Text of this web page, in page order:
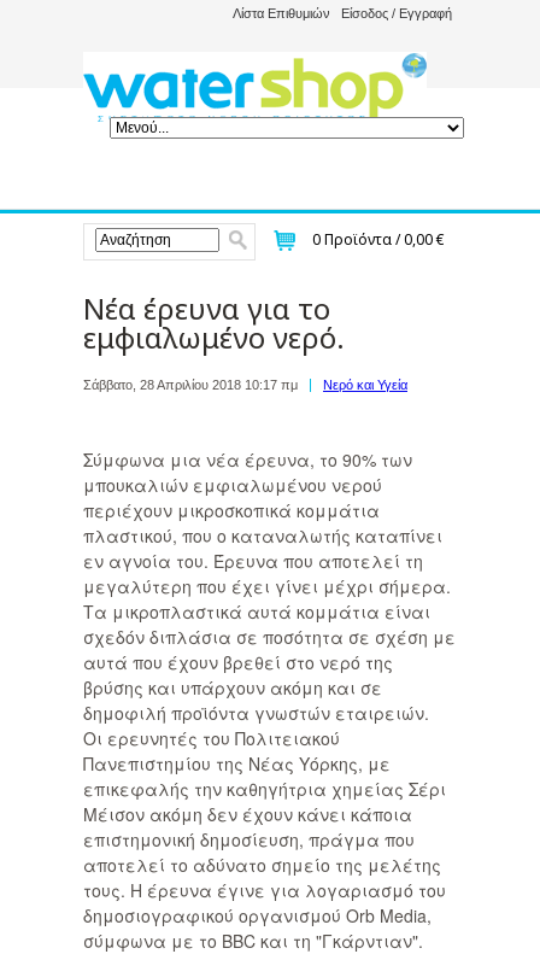
Λίστα Επιθυμιών Είσοδος / Εγγραφή
0Προϊόντα /0,00 €
Νέα έρευνα για το
εμφιαλωμένο νερό.
Σάββατο, 28 Απριλίου 2018 10:17 πμ Νερό και Υγεία
Σύμφωνα μια νέα έρευνα, το 90% των
μπουκαλιών εμφιαλωμένου νερού
περιέχουν μικροσκοπικά κομμάτια
πλαστικού, που ο καταναλωτής καταπίνει
εν αγνοία του. Έρευνα που αποτελεί τη
μεγαλύτερη που έχει γίνει μέχρι σήμερα.
Τα μικροπλαστικά αυτά κομμάτια είναι
σχεδόν διπλάσια σε ποσότητα σε σχέση με
αυτά που έχουν βρεθεί στο νερό της
βρύσης και υπάρχουν ακόμη και σε
δημοφιλή προϊόντα γνωστών εταιρειών.
Οι ερευνητές του Πολιτειακού
Πανεπιστημίου της Νέας Υόρκης, με
επικεφαλής την καθηγήτρια χημείας Σέρι
Μέισον ακόμη δεν έχουν κάνει κάποια
επιστημονική δημοσίευση, πράγμα που
αποτελεί το αδύνατο σημείο της μελέτης
τους. Η έρευνα έγινε για λογαριασμό του
δημοσιογραφικού οργανισμού Orb Media,
σύμφωνα με το BBC και τη "Γκάρντιαν".